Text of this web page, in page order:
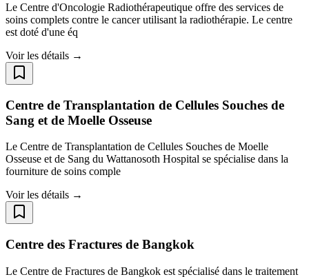
Le Centre d'Oncologie Radiothérapeutique offre des services de
soins complets contre le cancer utilisant la radiothérapie. Le centre
est doté d'une éq
Voir les détails →
Centre de Transplantation de Cellules Souches de
Sang et de Moelle Osseuse
Le Centre de Transplantation de Cellules Souches de Moelle
Osseuse et de Sang du Wattanosoth Hospital se spécialise dans la
fourniture de soins comple
Voir les détails →
Centre des Fractures de Bangkok
Le Centre de Fractures de Bangkok est spécialisé dans le traitement